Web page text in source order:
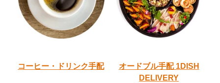
コーヒー・ドリンク手配 オードブル手配1DISH
DELIVERY